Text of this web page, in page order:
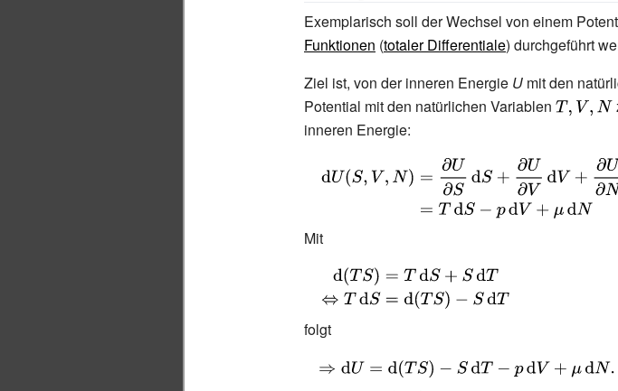
Exemplarisch soll der Wechsel von einem
Funktionen (totaler Differentiale) durchgeführt
Ziel ist, von der inneren Energie U mit den
Potential mit den natürlichen Variablen
inneren Energie:
{\displaystyle
{\begin{aligned}\mathrm
{d} U(S,V,N)&={\frac
{\partial U}{\partial
{\partial U}{\partial
V}}\,\mathrm {d} V+{\frac
{\partial U}{\partial
N}}\,\mathrm {d}
N\\&=T\,\mathrm {d} S-
Mit
{\displaystyle
{\begin{aligned}\mathrm
{d} (TS)&=T\,\mathrm
T\\\Leftrightarrow
folgt
{\displaystyle